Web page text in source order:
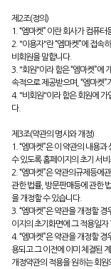
제2조(정의)
1. “엠마켓” 이란 회사가 컴퓨
2. "이용자"란 “엠마켓”에 접속
비회원을 말합니다.
3. "회원"이라 함은 “엠마켓”에
속적으로 제공받으며, “엠마켓”
4. "비회원"이라 함은 회원에 가
다.
제3조(약관의 명시와 개정)
1. “엠마켓”은 이 약관의 내용
수 있도록 홈페이지의 초기 서
2. “엠마켓”은 약관의규제등에
관한 법률, 방문판매등에 관한
을 개정할 수 있습니다.
3. “엠마켓”은 약관을 개정할
이지의 초기화면에 그 적용일
4. “엠마켓”은 약관을 개정할
용되고 그 이전에 이미 체결된
개정약관의 적용을 원하는 회